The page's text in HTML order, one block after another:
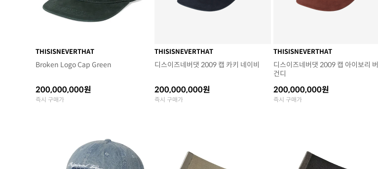
THISISNEVERTHAT
Broken Logo Cap Green
200,000,000원
즉시 구매가
THISISNEVERTHAT
디스이즈네버댓 2009 캡 카키 네이비
200,000,000원
즉시 구매가
THISISNEVERTHAT
디스이즈네버댓 2009 캡 아이보리 버
건디
200,000,000원
즉시 구매가